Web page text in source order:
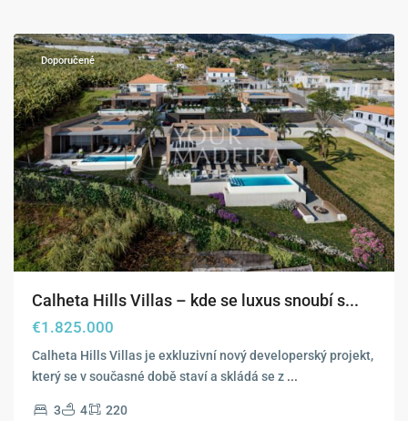
Doporučené
Calheta Hills Villas – kde se luxus snoubí s...
€1.825.000
Calheta Hills Villas je exkluzivní nový developerský projekt,
který se v současné době staví a skládá se z ...
3 4 220